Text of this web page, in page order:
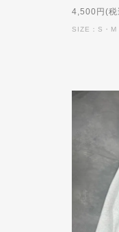
4,500円(
SIZE：S・M